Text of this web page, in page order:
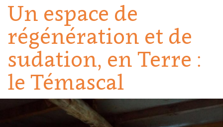
Un espace de
régénération et de
sudation, en Terre :
le Témascal